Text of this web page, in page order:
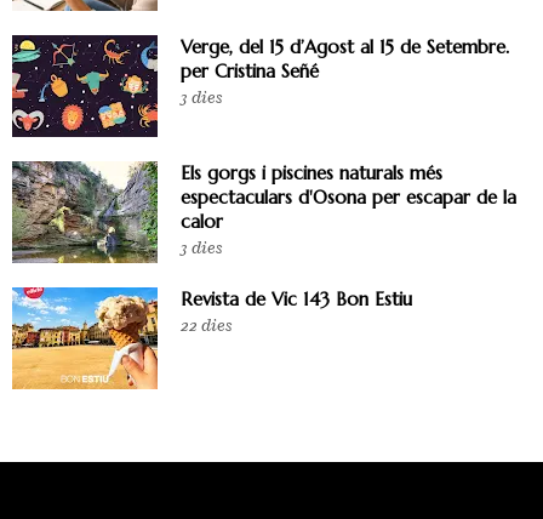
Verge, del 15 d’Agost al 15 de Setembre.
per Cristina Señé
3 dies
Els gorgs i piscines naturals més
espectaculars d'Osona per escapar de la
calor
3 dies
Revista de Vic 143 Bon Estiu
22 dies